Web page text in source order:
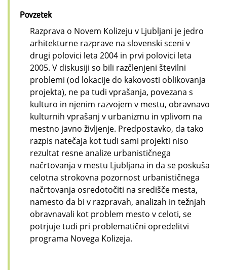
Povzetek
Razprava o Novem Kolizeju v Ljubljani je jedro
arhitekturne razprave na slovenski sceni v
drugi polovici leta 2004 in prvi polovici leta
2005. V diskusiji so bili razčlenjeni številni
problemi (od lokacije do kakovosti oblikovanja
projekta), ne pa tudi vprašanja, povezana s
kulturo in njenim razvojem v mestu, obravnavo
kulturnih vprašanj v urbanizmu in vplivom na
mestno javno življenje. Predpostavko, da tako
razpis natečaja kot tudi sami projekti niso
rezultat resne analize urbanističnega
načrtovanja v mestu Ljubljana in da se poskuša
celotna strokovna pozornost urbanističnega
načrtovanja osredotočiti na središče mesta,
namesto da bi v razpravah, analizah in težnjah
obravnavali kot problem mesto v celoti, se
potrjuje tudi pri problematični opredelitvi
programa Novega Kolizeja.